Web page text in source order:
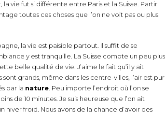
vie fut si différente entre Paris et la Suisse. Partir
toutes ces choses que l’on ne voit pas ou plus
la vie est paisible partout. Il suffit de se
y est tranquille. La Suisse compte un peu plus
belle qualité de vie. J’aime le fait qu’il y ait
grands, même dans les centre-villes, l’air est pur
par la nature . Peu importe l’endroit où l’on se
de 10 minutes. Je suis heureuse que l’on ait
hiver froid. Nous avons de la chance d’avoir des